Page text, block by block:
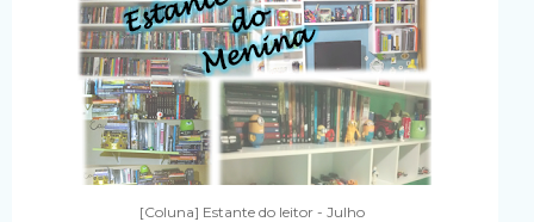
[Coluna] Estante do leitor - Julho